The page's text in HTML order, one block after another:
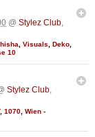
@ Stylez Club,
Visuals Deko
10
Stylez Club,
, 1070, Wien -